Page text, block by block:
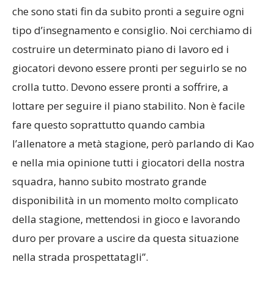
che sono stati fin da subito pronti a seguire ogni
tipo d’insegnamento e consiglio. Noi cerchiamo di
costruire un determinato piano di lavoro ed i
giocatori devono essere pronti per seguirlo se no
crolla tutto. Devono essere pronti a soffrire, a
lottare per seguire il piano stabilito. Non è facile
fare questo soprattutto quando cambia
l’allenatore a metà stagione, però parlando di Kao
e nella mia opinione tutti i giocatori della nostra
squadra, hanno subito mostrato grande
disponibilità in un momento molto complicato
della stagione, mettendosi in gioco e lavorando
duro per provare a uscire da questa situazione
nella strada prospettatagli”.